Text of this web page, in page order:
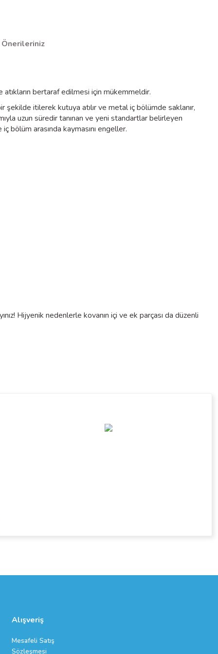
Önerileriniz
bertaraf edilmesi için mükemmeldir.
itilerek kutuya atılır ve metal iç bölümde saklanır,
uzun süredir tanınan ve yeni standartlar belirleyen
bölüm arasında kaymasını engeller.
Hijyenik nedenlerle kovanın içi ve ek parçası da düzenli
Alışveriş
Mesafeli Satış
Sözleşmesi